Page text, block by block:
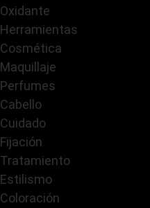
Oxidante
Herramientas
Cosmética
Maquillaje
Perfumes
Cabello
Cuidado
Fijación
Tratamiento
Estilismo
Coloración